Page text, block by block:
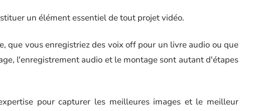
un élément essentiel de tout projet vidéo.
que vous enregistriez des voix off pour un livre audio ou que
l'enregistrement audio et le montage sont autant d'étapes
pour capturer les meilleures images et le meilleur